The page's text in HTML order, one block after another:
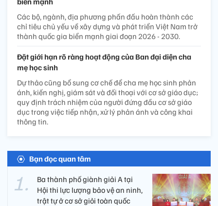
Các bộ, ngành, địa phương phấn đấu hoàn thành các
chỉ tiêu chủ yếu về xây dựng và phát triển Việt Nam trở
thành quốc gia biển mạnh giai đoạn 2026 - 2030.
Đặt giới hạn rõ ràng hoạt động của Ban đại diện cha
mẹ học sinh
Dự thảo cũng bổ sung cơ chế để cha mẹ học sinh phản
ánh, kiến nghị, giám sát và đối thoại với cơ sở giáo dục;
quy định trách nhiệm của người đứng đầu cơ sở giáo
dục trong việc tiếp nhận, xử lý phản ánh và công khai
thông tin.
Bạn đọc quan tâm
Ba thành phố giành giải A tại
Hội thi lực lượng bảo vệ an ninh,
trật tự ở cơ sở giỏi toàn quốc